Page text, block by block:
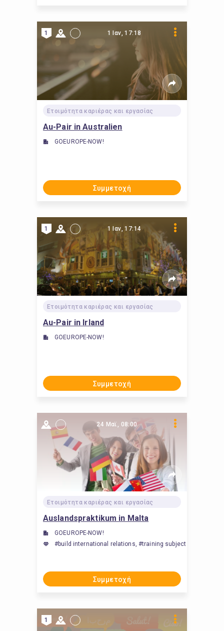
1 1 Ιαν, 17:18
Ετοιμότητα καριέρας και εργασίας
Au-Pair in Australien
GOEUROPE-NOW!
Συμμετοχή
1 1 Ιαν, 17:14
Ετοιμότητα καριέρας και εργασίας
Au-Pair in Irland
GOEUROPE-NOW!
Συμμετοχή
24 Μαϊ, 08:00
Ετοιμότητα καριέρας και εργασίας
Auslandspraktikum in Malta
GOEUROPE-NOW!
#build international relations, #training subject expertise,
Συμμετοχή
1